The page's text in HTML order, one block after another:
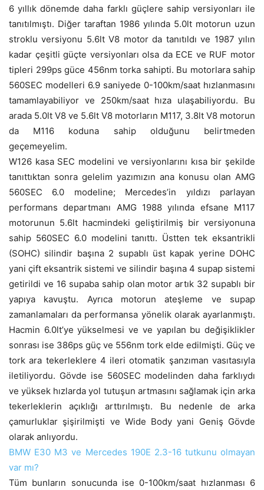
6 yıllık dönemde daha farklı güçlere sahip versiyonları ile
tanıtılmıştı. Diğer taraftan 1986 yılında 5.0lt motorun uzun
stroklu versiyonu 5.6lt V8 motor da tanıtıldı ve 1987 yılın
kadar çeşitli güçte versiyonları olsa da ECE ve RUF motor
tipleri 299ps güce 456nm torka sahipti. Bu motorlara sahip
560SEC modelleri 6.9 saniyede 0-100km/saat hızlanmasını
tamamlayabiliyor ve 250km/saat hıza ulaşabiliyordu. Bu
arada 5.0lt V8 ve 5.6lt V8 motorların M117, 3.8lt V8 motorun
da M116 koduna sahip olduğunu belirtmeden
geçemeyelim.
W126 kasa SEC modelini ve versiyonlarını kısa bir şekilde
tanıttıktan sonra gelelim yazımızın ana konusu olan AMG
560SEC 6.0 modeline; Mercedes’in yıldızı parlayan
performans departmanı AMG 1988 yılında efsane M117
motorunun 5.6lt hacmindeki geliştirilmiş bir versiyonuna
sahip 560SEC 6.0 modelini tanıttı. Üstten tek eksantrikli
(SOHC) silindir başına 2 supablı üst kapak yerine DOHC
yani çift eksantrik sistemi ve silindir başına 4 supap sistemi
getirildi ve 16 supaba sahip olan motor artık 32 supablı bir
yapıya kavuştu. Ayrıca motorun ateşleme ve supap
zamanlamaları da performansa yönelik olarak ayarlanmıştı.
Hacmin 6.0lt’ye yükselmesi ve ve yapılan bu değişiklikler
sonrası ise 386ps güç ve 556nm tork elde edilmişti. Güç ve
tork ara tekerleklere 4 ileri otomatik şanzıman vasıtasıyla
iletiliyordu. Gövde ise 560SEC modelinden daha farklıydı
ve yüksek hızlarda yol tutuşun artmasını sağlamak için arka
tekerleklerin açıklığı arttırılmıştı. Bu nedenle de arka
çamurluklar şişirilmişti ve Wide Body yani Geniş Gövde
olarak anlıyordu.
BMW E30 M3 ve Mercedes 190E 2.3-16 tutkunu olmayan
var mı?
Tüm bunların sonucunda ise 0-100km/saat hızlanması 6